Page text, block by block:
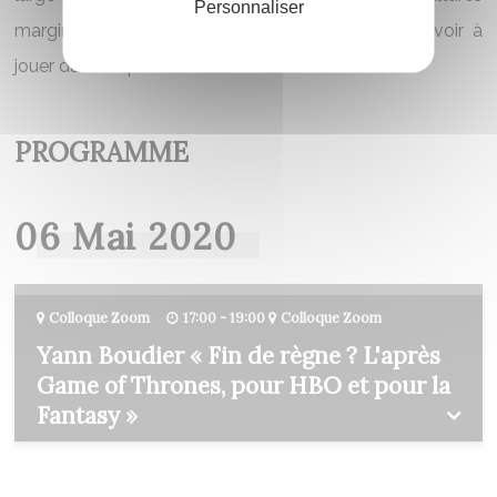
marginales, et sur le rôle que l’adaptation peut avoir à
jouer dans ce processus.
PROGRAMME
06 Mai 2020
Colloque Zoom 17:00 - 19:00 Colloque Zoom
Yann Boudier « Fin de règne ? L'après
Game of Thrones, pour HBO et pour la
Fantasy »
Personnaliser